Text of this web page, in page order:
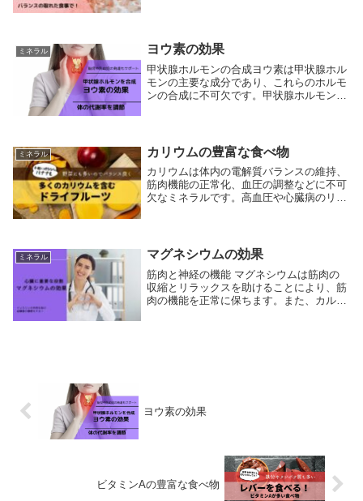
ムとともに...
ミネラル ヨウ素の効果
甲状腺ホルモンの合成ヨウ素は甲状腺ホル
モンの主要な成分であり、これらのホルモ
ンの合成に不可欠です。甲状腺ホルモンに
足は甲状腺機...
ミネラル カリウムの豊富な食べ物
カリウムは体内の電解質バランスの維持、
筋肉機能の正常化、血圧の調整などに不可
欠なミネラルです。高血圧や心臓病のリス
様々な種類が...
ミネラル マグネシウムの効果
筋肉と神経の機能 マグネシウムは筋肉の
収縮とリラックスを助けることにより、筋
肉の機能を正常に保ちます。また、カルシ
ヨウ素の効果
ビタミンAの豊富な食べ物